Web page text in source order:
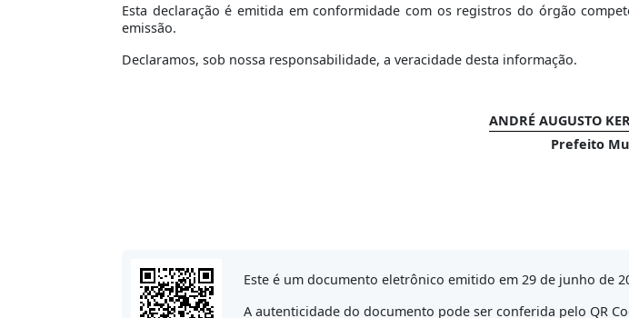
Esta declaração é emitida em conformidade com os registros do órgão
emissão.
Declaramos, sob nossa responsabilidade, a veracidade desta informação.
ANDRÉ AUGUSTO
Prefeito
Este é um documento eletrônico emitido em 29 de junho de
A autenticidade do documento pode ser conferida pelo QR